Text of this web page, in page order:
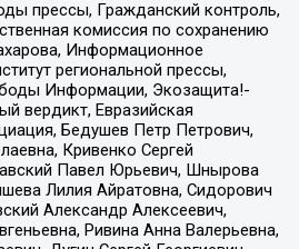
прессы, Гражданский контроль,
комиссия по сохранению
Информационное
региональной прессы,
Информации, Экозащита!-
вердикт, Евразийская
Бедушев Петр Петрович,
Кривенко Сергей
Павел Юрьевич, Шнырова
Лилия Айратовна, Сидорович
Александр Алексеевич,
Ривина Анна Валерьевна,